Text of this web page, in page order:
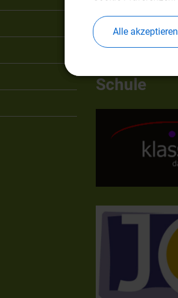
Schule
Alle akzeptieren
Alle akzeptieren